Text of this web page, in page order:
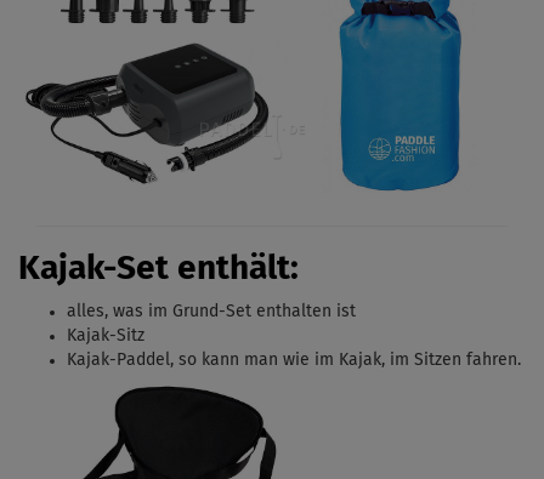
Kajak-Set enthält:
alles, was im Grund-Set enthalten ist
Kajak-Sitz
Kajak-Paddel, so kann man wie im Kajak, im Sitzen fahren.